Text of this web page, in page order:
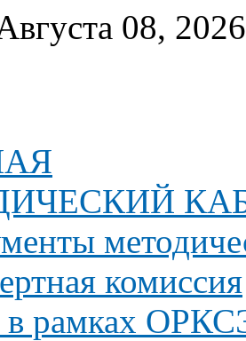
08, 2026
комиссия
рамках